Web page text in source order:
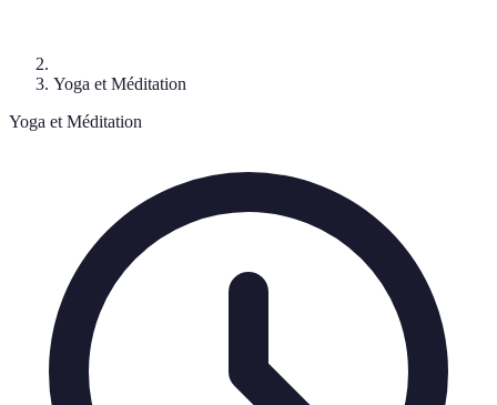
Yoga et Méditation
Yoga et Méditation